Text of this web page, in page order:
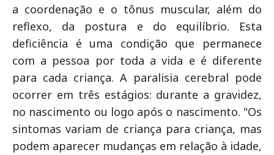
a coordenação e o tônus muscular, além do
reflexo, da postura e do equilíbrio. Esta
deficiência é uma condição que permanece
com a pessoa por toda a vida e é diferente
para cada criança. A paralisia cerebral pode
ocorrer em três estágios: durante a gravidez,
no nascimento ou logo após o nascimento. "Os
sintomas variam de criança para criança, mas
podem aparecer mudanças em relação à idade,